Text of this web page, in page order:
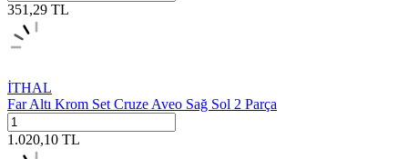
351,29 TL
İTHAL
Far Altı Krom Set Cruze Aveo Sağ Sol 2 Parça
1.020,10 TL